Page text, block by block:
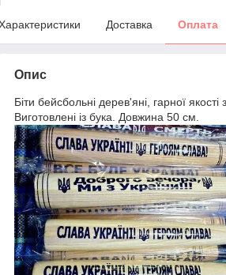
Доставка Оплата
Опис
Біти бейсбольні дерев'яні, гарної
Виготовлені із бука. Довжина 50 см.